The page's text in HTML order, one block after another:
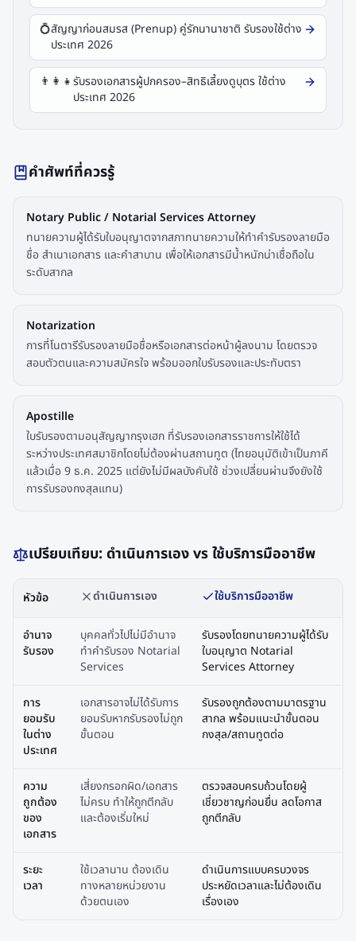
💍สัญญาก่อนสมรส (Prenup) คู่รักนานาชาติ รับรองใช้ต่าง
ประเทศ 2026
👨‍👩‍👧รับรองเอกสารผู้ปกครอง–สิทธิเลี้ยงดูบุตร ใช้ต่าง
ประเทศ 2026
คำศัพท์ที่ควรรู้
Notary Public / Notarial Services Attorney
ทนายความผู้ได้รับใบอนุญาตจากสภาทนายความให้ทำคำรับรองลายมือ
ชื่อ สำเนาเอกสาร และคำสาบาน เพื่อให้เอกสารมีน้ำหนักน่าเชื่อถือใน
ระดับสากล
Notarization
การที่โนตารีรับรองลายมือชื่อหรือเอกสารต่อหน้าผู้ลงนาม โดยตรวจ
สอบตัวตนและความสมัครใจ พร้อมออกใบรับรองและประทับตรา
Apostille
ใบรับรองตามอนุสัญญากรุงเฮก ที่รับรองเอกสารราชการให้ใช้ได้
ระหว่างประเทศสมาชิกโดยไม่ต้องผ่านสถานทูต (ไทยอนุมัติเข้าเป็นภาคี
แล้วเมื่อ 9 ธ.ค. 2025 แต่ยังไม่มีผลบังคับใช้ ช่วงเปลี่ยนผ่านจึงยังใช้
การรับรองกงสุลแทน)
เปรียบเทียบ: ดำเนินการเอง vs ใช้บริการมืออาชีพ
หัวข้อ ดำเนินการเอง ใช้บริการมืออาชีพ
อำนาจ
รับรอง
บุคคลทั่วไปไม่มีอำนาจ
ทำคำรับรอง Notarial
Services
รับรองโดยทนายความผู้ได้รับ
ใบอนุญาต Notarial
Services Attorney
การ
ยอมรับ
ในต่าง
ประเทศ
เอกสารอาจไม่ได้รับการ
ยอมรับหากรับรองไม่ถูก
ขั้นตอน
รับรองถูกต้องตามมาตรฐาน
สากล พร้อมแนะนำขั้นตอน
กงสุล/สถานทูตต่อ
ความ
ถูกต้อง
ของ
เอกสาร
เสี่ยงกรอกผิด/เอกสาร
ไม่ครบ ทำให้ถูกตีกลับ
และต้องเริ่มใหม่
ตรวจสอบครบถ้วนโดยผู้
เชี่ยวชาญก่อนยื่น ลดโอกาส
ถูกตีกลับ
ระยะ
เวลา
ใช้เวลานาน ต้องเดิน
ทางหลายหน่วยงาน
ด้วยตนเอง
ดำเนินการแบบครบวงจร
ประหยัดเวลาและไม่ต้องเดิน
เรื่องเอง